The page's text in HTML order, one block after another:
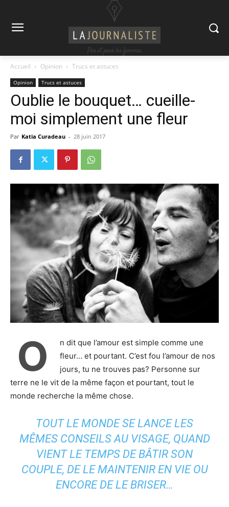
Accueil Opinion Trucs et astuces
Opinion Trucs et astuces
Oublie le bouquet… cueille-
moi simplement une fleur
Par Katia Curadeau - 28 juin 2017
O
n dit que l’amour est simple comme une
fleur… et pourtant. C’est fou l’amour de nos
jours, tu ne trouves pas? Personne sur
terre ne le vit de la même façon et pourtant, tout le
monde recherche la même chose.
TOUT LE MONDE SE LANCE LES
MÊMES CONSEILS AU VISAGE, QUAND
VIENT LE TEMPS DE BÂTIR SON
COUPLE, DE LE MAINTENIR EN VIE OU
ENCORE DE LE BRISER…